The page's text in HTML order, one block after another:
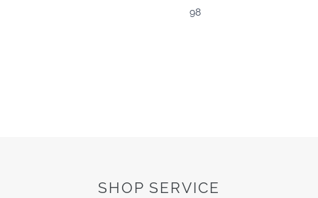
98
SHOP SERVICE